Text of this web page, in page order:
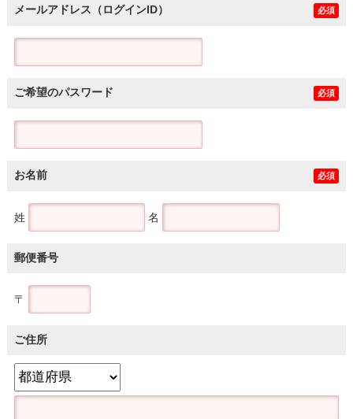
メールアドレス（ログインID） 必須
ご希望のパスワード 必須
お名前 必須
姓 名
郵便番号
〒
ご住所